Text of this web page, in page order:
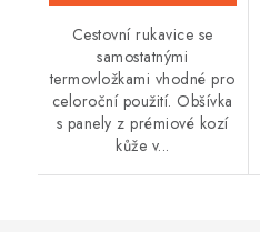
Cestovní rukavice se
samostatnými
termovložkami vhodné pro
celoroční použití. Obšívka
s panely z prémiové kozí
kůže v...